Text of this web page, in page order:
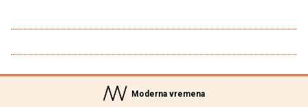
Moderna vremena